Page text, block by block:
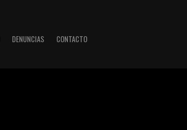
DENUNCIAS CONTACTO